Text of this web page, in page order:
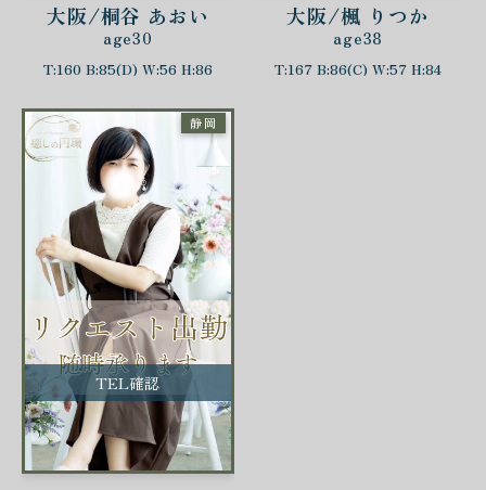
大阪/桐谷 あおい
age30
T:160 B:85(D) W:56 H:86
大阪/楓 りつか
age38
T:167 B:86(C) W:57 H:84
TEL確認
静岡